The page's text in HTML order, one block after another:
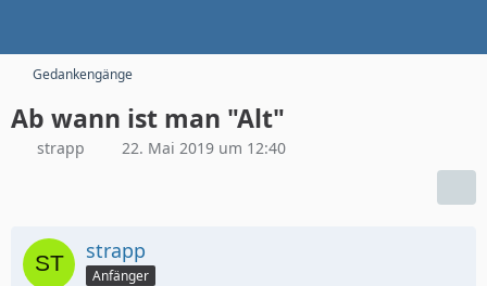
Gedankengänge
Ab wann ist man "Alt"
strapp 22. Mai 2019 um 12:40
strapp
Anfänger